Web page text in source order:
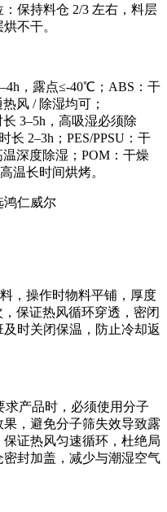
保持料仓 2/3 左右，料层
不干。
，露点≤-40℃；ABS：干
风 / 除湿均可；
3–5h，高吸湿必须除
长 2–3h；PES/PPSU：干
深度除湿；POM：干燥
温长时间烘烤。
，操作时物料平铺，厚度
保证热风循环穿透，密闭
时关闭保温，防止冷却返
求产品时，必须使用分子
，避免分子筛失效导致露
证热风匀速循环，杜绝局
封加盖，减少与潮湿空气